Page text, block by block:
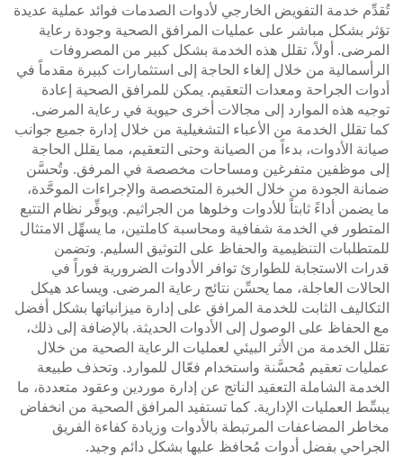
تُقدِّم خدمة التفويض الخارجي لأدوات الصدمات فوائد عملية عديدة
تؤثر بشكل مباشر على عمليات المرافق الصحية وجودة رعاية
المرضى. أولاً، تقلل هذه الخدمة بشكل كبير من المصروفات
الرأسمالية من خلال إلغاء الحاجة إلى استثمارات كبيرة مقدماً في
أدوات الجراحة ومعدات التعقيم. يمكن للمرافق الصحية إعادة
توجيه هذه الموارد إلى مجالات أخرى حيوية في رعاية المرضى.
كما تقلل الخدمة من الأعباء التشغيلية من خلال إدارة جميع جوانب
صيانة الأدوات، بدءاً من الصيانة وحتى التعقيم، مما يقلل الحاجة
إلى موظفين متفرغين ومساحات مخصصة في المرفق. وتُحسَّن
ضمانة الجودة من خلال الخبرة المتخصصة والإجراءات الموحَّدة،
ما يضمن أداءً ثابتاً للأدوات وخلوها من الجراثيم. ويوفِّر نظام التتبع
المتطور في الخدمة شفافية ومحاسبة كاملتين، ما يسهِّل الامتثال
للمتطلبات التنظيمية والحفاظ على التوثيق السليم. وتضمن
قدرات الاستجابة للطوارئ توافر الأدوات الضرورية فوراً في
الحالات العاجلة، مما يحسِّن نتائج رعاية المرضى. ويساعد هيكل
التكاليف الثابت للخدمة المرافق على إدارة ميزانياتها بشكل أفضل
مع الحفاظ على الوصول إلى الأدوات الحديثة. بالإضافة إلى ذلك،
تقلل الخدمة من الأثر البيئي لعمليات الرعاية الصحية من خلال
عمليات تعقيم مُحسَّنة واستخدام فعّال للموارد. وتحذف طبيعة
الخدمة الشاملة التعقيد الناتج عن إدارة موردين وعقود متعددة، ما
يبسِّط العمليات الإدارية. كما تستفيد المرافق الصحية من انخفاض
مخاطر المضاعفات المرتبطة بالأدوات وزيادة كفاءة الفريق
الجراحي بفضل أدوات مُحافظ عليها بشكل دائم وجيد.